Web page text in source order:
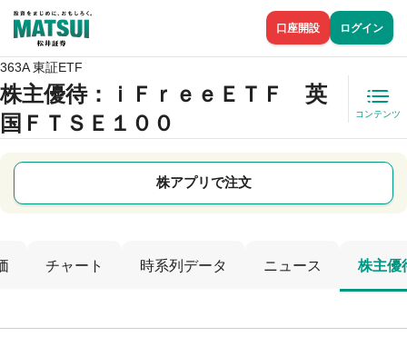
口座開設 ログイン
363A 東証ETF
株主優待：ｉＦｒｅｅＥＴＦ 英
国ＦＴＳＥ１００
コンテンツ
株アプリで注文
チャート 時系列データ ニュース 株主優